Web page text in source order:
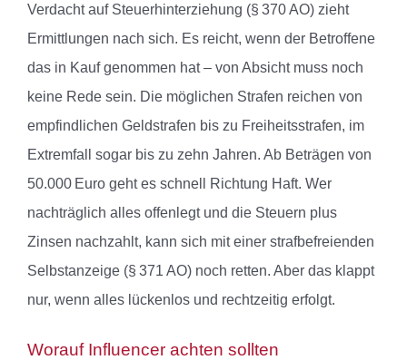
Verdacht auf Steuerhinterziehung (§ 370 AO) zieht
Ermittlungen nach sich. Es reicht, wenn der Betroffene
das in Kauf genommen hat – von Absicht muss noch
keine Rede sein. Die möglichen Strafen reichen von
empfindlichen Geldstrafen bis zu Freiheitsstrafen, im
Extremfall sogar bis zu zehn Jahren. Ab Beträgen von
50.000 Euro geht es schnell Richtung Haft. Wer
nachträglich alles offenlegt und die Steuern plus
Zinsen nachzahlt, kann sich mit einer strafbefreienden
Selbstanzeige (§ 371 AO) noch retten. Aber das klappt
nur, wenn alles lückenlos und rechtzeitig erfolgt.
Worauf Influencer achten sollten